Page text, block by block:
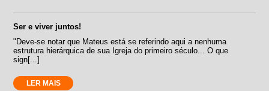
Ser e viver juntos!
"Deve-se notar que Mateus está se referindo aqui a nenhuma
estrutura hierárquica de sua Igreja do primeiro século... O que
sign[...]
LER MAIS